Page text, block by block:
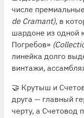
числе
de Cramant), в
шардоне из одной
Погребов»
линейка долго
винтажи,
🤝 Крутыш и
друга — главный
черту, а Счетовод